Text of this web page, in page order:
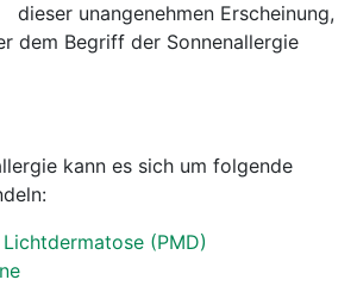
dieser unangenehmen Erscheinung,
dem Begriff der Sonnenallergie
kann es sich um folgende
(PMD)